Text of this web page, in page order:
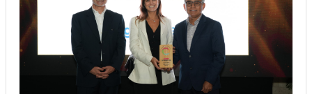
Management
Economía y Finanzas